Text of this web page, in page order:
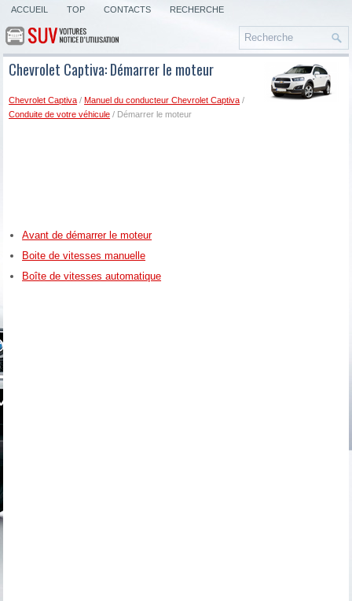
ACCUEIL TOP CONTACTS RECHERCHE
Chevrolet Captiva: Démarrer le moteur
Chevrolet Captiva /Manuel du conducteur Chevrolet Captiva /
Conduite de votre véhicule / Démarrer le moteur
Avant de démarrer le moteur
Boite de vitesses manuelle
Boîte de vitesses automatique